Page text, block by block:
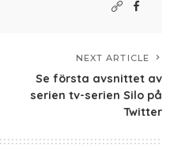
NEXT ARTICLE
Se första avsnittet av
serien tv-serien Silo på
Twitter